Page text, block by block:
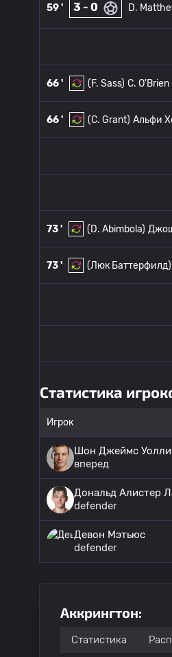
59 ' 3 - 0 D.
66 ' (F. Sass) C. O'Brien
66 ' (C. Grant) Альфи
73 ' (D. Abimbola)
73 ' (Люк Баттерфилд)
Статистика
Игрок
Шон Джеймс Уолли
вперед
Дональд Алистер
defender
Девон Мэтьюс
defender
Аккрингтон:
Статистика